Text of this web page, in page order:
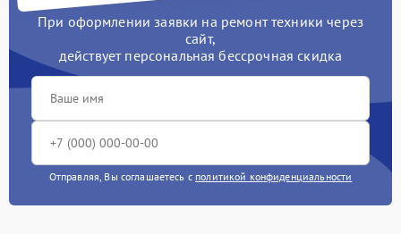
При оформлении заявки на ремонт техники через
сайт,
действует персональная бессрочная скидка
Отправляя, Вы соглашаетесь с политикой конфиденциальности